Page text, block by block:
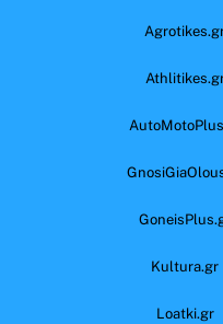
Kultura.gr
Loatki.gr